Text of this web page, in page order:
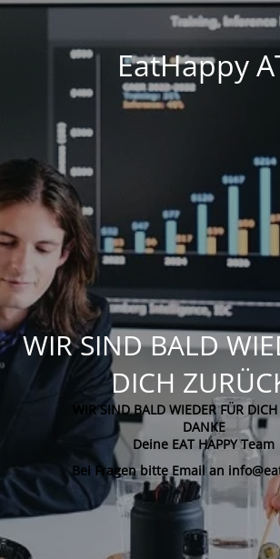
EatHappy
WIR SIND BALD
DICH
WIR SIND BALD WIEDER FÜR
DANKE
Deine EAT HAPPY Team
Bei Fragen bitte Email an